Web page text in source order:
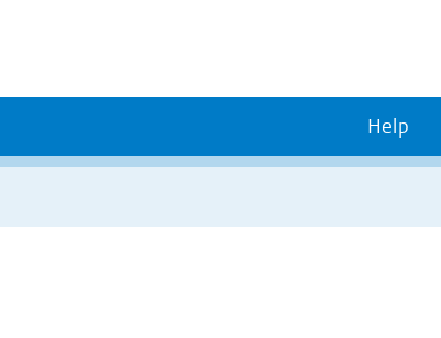
Help